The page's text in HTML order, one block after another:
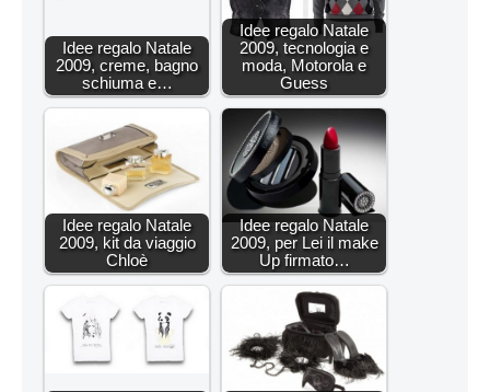
Idee regalo Natale
2009, creme, bagno
schiuma e…
Idee regalo Natale
2009, tecnologia e
moda, Motorola e
Guess
Idee regalo Natale
2009, kit da viaggio
Chloè
Idee regalo Natale
2009, per Lei il make
Up firmato…